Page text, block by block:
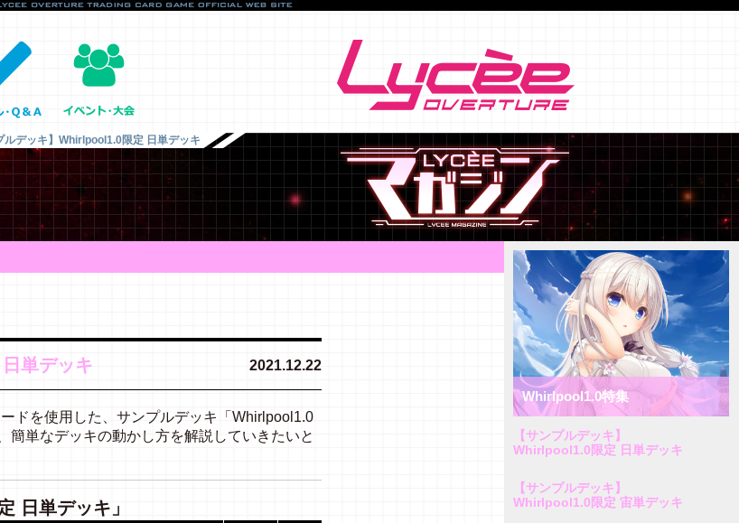
ルデッキ】Whirlpool1.0限定 日単デッキ
Whirlpool1.0特集
【サンプルデッキ】
Whirlpool1.0限定 日単デッキ
【サンプルデッキ】
Whirlpool1.0限定 宙単デッキ
単デッキ 2021.12.22
ドを使用した、サンプルデッキ「Whirlpool1.0
簡単なデッキの動かし方を解説していきたいと
日単デッキ」